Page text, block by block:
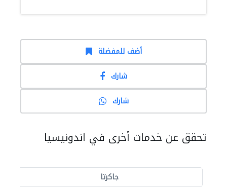
أضف للمفضلة
شارك
شارك
تحقق عن خدمات أخرى في اندونيسيا
جاكرتا